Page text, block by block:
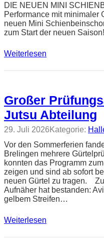
DIE NEUEN MINI
Performance mit minimaler
neuen Mini
zum Start der neuen Saison!
Weiterlesen
Großer
Jutsu Abteilung
29. Juli 2026Kategorie:
Vor den Sommerferien
Brelingen mehrere
konnten das Programm
zeigen und sind ab sofort
neuen Gürtel zu tragen.
Aufnäher hat bestanden:
gelbem Streifen…
Weiterlesen